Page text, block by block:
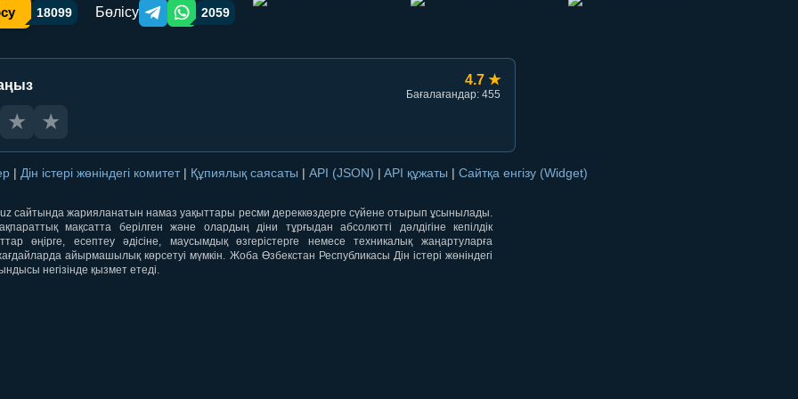
18099 Бөлісу Telegram orqali ulashish
WhatsApp orqali ulashish
2059
4.7 ★
Бағалағандар: 455
★ ★
| Дін істері жөніндегі комитет | Құпиялық саясаты | API (JSON) | API құжаты | Сайтқа енгізу (Widget)
сайтында жарияланатын намаз уақыттары ресми дереккөздерге сүйене отырып ұсынылады.
мақсатта берілген және олардың діни тұрғыдан абсолютті дәлдігіне кепілдік
өңірге, есептеу әдісіне, маусымдық өзгерістерге немесе техникалық жаңартуларға
айырмашылық көрсетуі мүмкін. Жоба Өзбекстан Республикасы Дін істері жөніндегі
негізінде қызмет етеді.